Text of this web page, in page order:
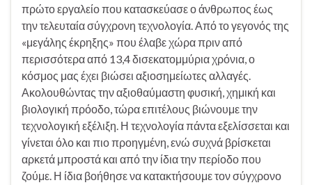
πρώτο εργαλείο που κατασκεύασε ο άνθρωπος έως
την τελευταία σύγχρονη τεχνολογία. Από το γεγονός της
«μεγάλης έκρηξης» που έλαβε χώρα πριν από
περισσότερα από 13,4 δισεκατομμύρια χρόνια, ο
κόσμος μας έχει βιώσει αξιοσημείωτες αλλαγές.
Ακολουθώντας την αξιοθαύμαστη φυσική, χημική και
βιολογική πρόοδο, τώρα επιτέλους βιώνουμε την
τεχνολογική εξέλιξη. Η τεχνολογία πάντα εξελίσσεται και
γίνεται όλο και πιο προηγμένη, ενώ συχνά βρίσκεται
αρκετά μπροστά και από την ίδια την περίοδο που
ζούμε. Η ίδια βοήθησε να κατακτήσουμε τον σύγχρονο